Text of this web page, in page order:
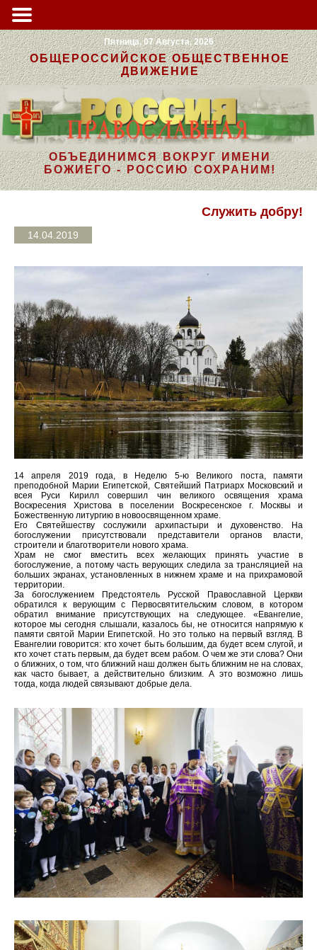
Пятница, 07 Августа, 2026
ОБЩЕРОССИЙСКОЕ ОБЩЕСТВЕННОЕ
ДВИЖЕНИЕ
ОБЪЕДИНИМСЯ ВОКРУГ ИМЕНИ
БОЖИЕГО - РОССИЮ СОХРАНИМ!
Служить добру!
14.04.2019
14 апреля 2019 года, в Неделю 5-ю Великого поста, памяти
преподобной Марии Египетской, Святейший Патриарх Московский и
всея Руси Кирилл совершил чин великого освящения храма
Воскресения Христова в поселении Воскресенское г. Москвы и
Божественную литургию в новоосвященном храме.
Его Святейшеству сослужили архипастыри и духовенство. На
богослужении присутствовали представители органов власти,
строители и благотворители нового храма.
Храм не смог вместить всех желающих принять участие в
богослужение, а потому часть верующих следила за трансляцией на
больших экранах, установленных в нижнем храме и на прихрамовой
территории.
За богослужением Предстоятель Русской Православной Церкви
обратился к верующим с Первосвятительским словом, в котором
обратил внимание присутствующих на следующее. «Евангелие,
которое мы сегодня слышали, казалось бы, не относится напрямую к
памяти святой Марии Египетской. Но это только на первый взгляд. В
Евангелии говорится: кто хочет быть большим, да будет всем слугой, и
кто хочет стать первым, да будет всем рабом. О чем же эти слова? Они
о ближних, о том, что ближний наш должен быть ближним не на словах,
как часто бывает, а действительно близким. А это возможно лишь
тогда, когда людей связывают добрые дела.